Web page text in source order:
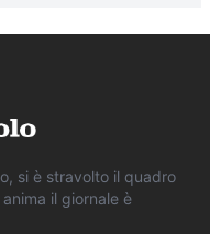
si è stravolto il quadro
il giornale è